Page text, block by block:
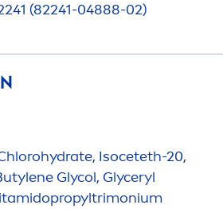
(82241-04888-02)
hydrate, Isoceteth-20,
Glycol, Glyceryl